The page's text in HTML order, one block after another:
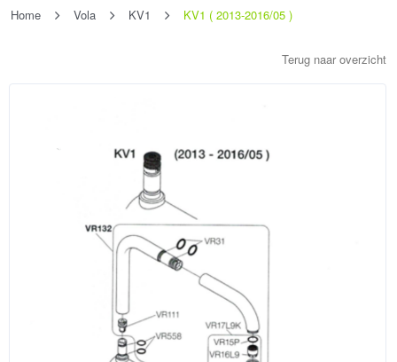
Home Vola KV1 KV1 ( 2013-2016/05 )
Terug naar overzicht